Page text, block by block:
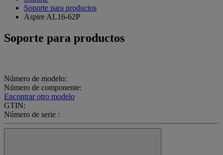
Soporte para productos
Aspire AL16-62P
Soporte para productos
Número de modelo:
Número de componente:
Encontrar otro modelo
GTIN:
Número de serie :